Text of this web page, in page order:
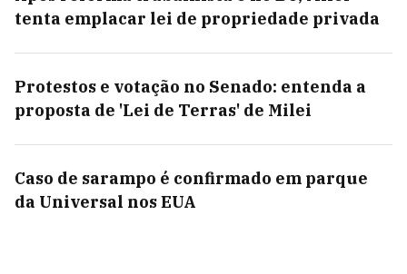
tenta emplacar lei de propriedade privada
Protestos e votação no Senado: entenda a
proposta de 'Lei de Terras' de Milei
Caso de sarampo é confirmado em parque
da Universal nos EUA